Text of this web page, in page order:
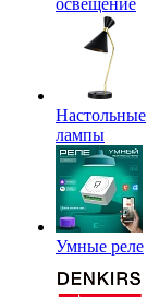
освещение
Настольные
лампы
Умные реле